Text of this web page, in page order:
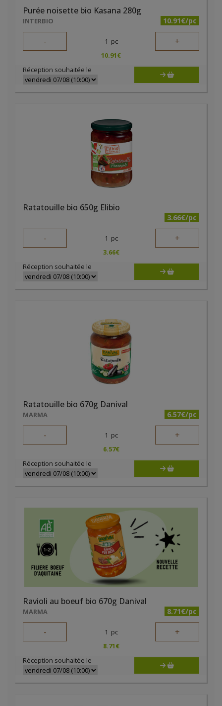
Purée noisette bio Kasana 280g
INTERBIO 10.91€/pc
- 1 pc +
10.91€
Réception souhaitée le
Ratatouille bio 650g Elibio
3.66€/pc
- 1 pc +
3.66€
Réception souhaitée le
Ratatouille bio 670g Danival
MARMA 6.57€/pc
- 1 pc +
6.57€
Réception souhaitée le
Ravioli au boeuf bio 670g Danival
MARMA 8.71€/pc
- 1 pc +
8.71€
Réception souhaitée le